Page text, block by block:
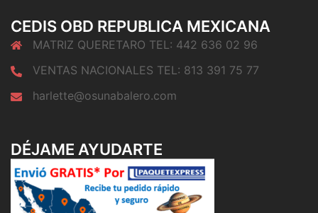
CEDIS OBD REPUBLICA MEXICANA
MATRIZ QUERETARO TEL: 442 636 02 96
VENTAS NACIONALES TEL: 813 391 75 77
harlette@osunabalero.com
DÉJAME AYUDARTE